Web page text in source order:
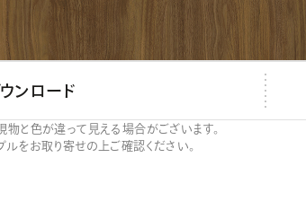
ンロード
と色が違って見える場合がございます。
をお取り寄せの上ご確認ください。